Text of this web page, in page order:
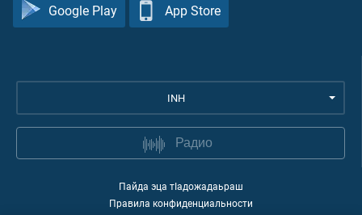
Google Play App Store
INH
Радио
Пайда эца тIадожадаьраш
Правила конфиденциальности